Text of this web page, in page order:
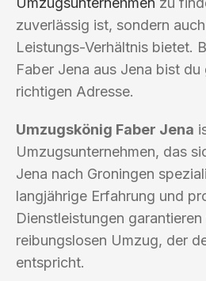
zuverlässig ist, sondern
Leistungs-Verhältnis bietet.
Faber Jena aus Jena bist du
richtigen Adresse.
Umzugskönig Faber Jena
Umzugsunternehmen, das
Jena nach Groningen
langjährige Erfahrung und
Dienstleistungen garantieren
reibungslosen Umzug, der
entspricht.